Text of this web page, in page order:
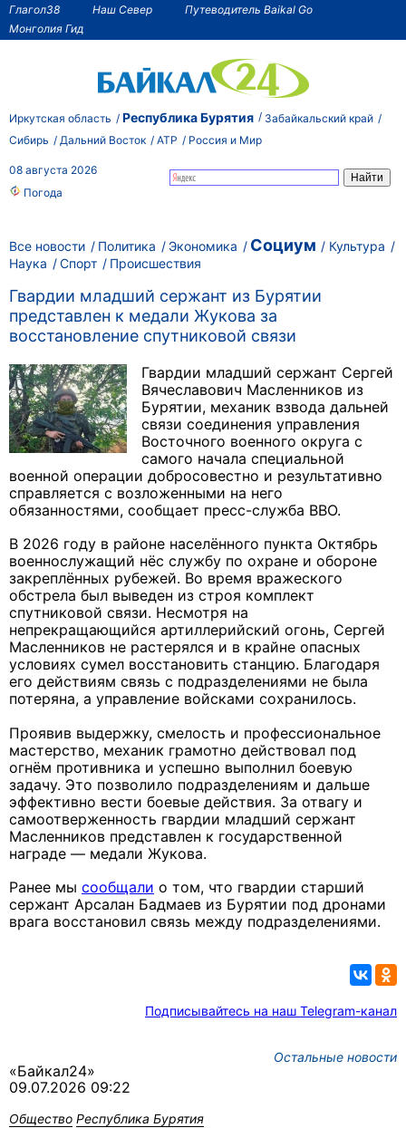
Глагол38 Наш Север
Путеводитель Baikal Go
Монголия Гид
Иркутская область Республика Бурятия
Забайкальский край
Сибирь
Дальний Восток АТР Россия и Мир
08 августа 2026
Погода
Все новости Политика Экономика Социум
Культура
Наука
Спорт Происшествия
Гвардии младший сержант из Бурятии
представлен к медали Жукова за
восстановление спутниковой связи
Гвардии младший сержант Сергей
Вячеславович Масленников из
Бурятии, механик взвода дальней
связи соединения управления
Восточного военного округа с
самого начала специальной
военной операции добросовестно и результативно
справляется с возложенными на него
обязанностями, сообщает пресс-служба ВВО.
В 2026 году в районе населённого пункта Октябрь
военнослужащий нёс службу по охране и обороне
закреплённых рубежей. Во время вражеского
обстрела был выведен из строя комплект
спутниковой связи. Несмотря на
непрекращающийся артиллерийский огонь, Сергей
Масленников не растерялся и в крайне опасных
условиях сумел восстановить станцию. Благодаря
его действиям связь с подразделениями не была
потеряна, а управление войсками сохранилось.
Проявив выдержку, смелость и профессиональное
мастерство, механик грамотно действовал под
огнём противника и успешно выполнил боевую
задачу. Это позволило подразделениям и дальше
эффективно вести боевые действия. За отвагу и
самоотверженность гвардии младший сержант
Масленников представлен к государственной
награде — медали Жукова.
Ранее мы сообщали о том, что гвардии старший
сержант Арсалан Бадмаев из Бурятии под дронами
врага восстановил связь между подразделениями.
Подписывайтесь на наш Telegram-канал
Остальные новости
«Байкал24»
09.07.2026 09:22
Общество Республика Бурятия